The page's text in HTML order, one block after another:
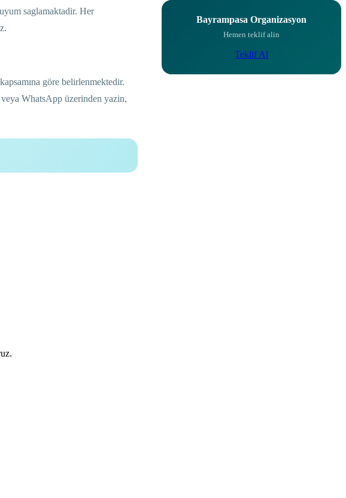
saglamaktadir. Her
göre belirlenmektedir.
WhatsApp üzerinden yazin,
Bayrampasa Organizasyon
Hemen teklif alin
Teklif Al